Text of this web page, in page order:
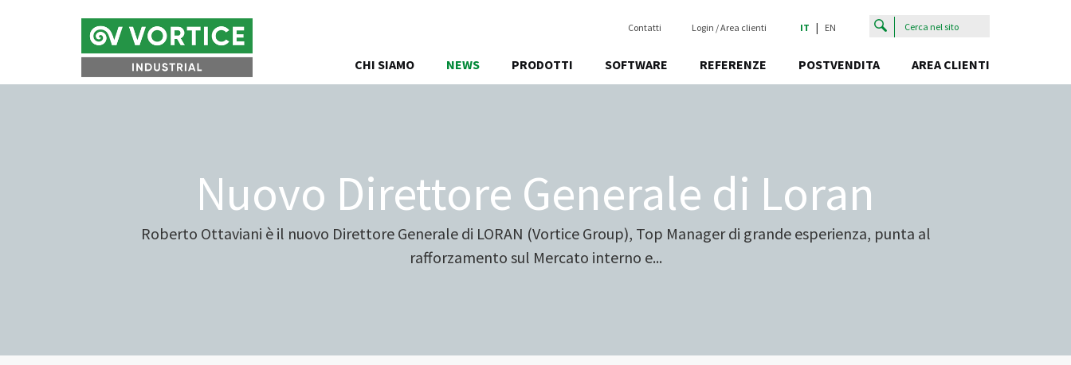
Contatti Login / Area clienti IT | EN
CHI SIAMO NEWS PRODOTTI SOFTWARE REFERENZE POSTVENDITA AREA CLIENTI
Nuovo Direttore Generale di Loran
Roberto Ottaviani è il nuovo Direttore Generale di LORAN (Vortice Group), Top Manager di grande esperienza, punta al
rafforzamento sul Mercato interno e...